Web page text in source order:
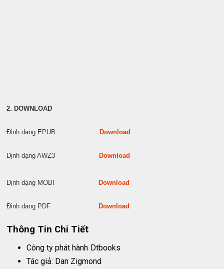
2. DOWNLOAD
Định dạng EPUBDownload
Định dạng AWZ3Download
Định dạng MOBIDownload
Định dạng PDFDownload
Thông Tin Chi Tiết
Công ty phát hành Dtbooks
Tác giả: Dan Zigmond